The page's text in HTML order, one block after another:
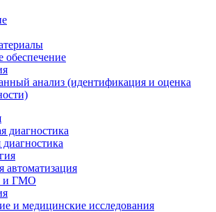
обеспечение
анализ (идентификация и оценка
диагностика
автоматизация
и ГМО
и медицинские исследования